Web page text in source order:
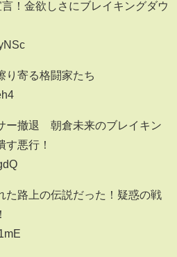
！金欲しさにブレイキングダウ
り寄る格闘家たち
ー撤退 朝倉未来のブレイキン
す悪行！
た路上の伝説だった！疑惑の戦